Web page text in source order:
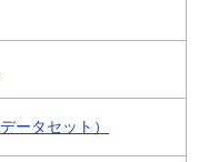
ータセット）